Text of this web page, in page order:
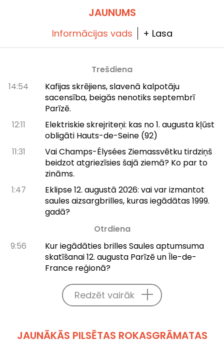
tiktu galā ar karstumu, visas viņu ekskursijas
tiek vadītas ēnā.JAUNUMS
Informācijas vads + Lasa
Trešdiena
14:54
Kafijas skrējiens, slavenā kalpotāju
sacensība, beigās nenotiks septembrī
Parīzē.
12:11
Elektriskie skrejriteņi: kas no 1. augusta kļūst
obligāti Hauts-de-Seine (92)
11:31
Vai Champs-Élysées Ziemassvētku tirdziņš
beidzot atgriezīsies šajā ziemā? Ko par to
zināms.
1:47
Eklipse 12. augustā 2026: vai var izmantot
saules aizsargbrilles, kuras iegādātas 1999.
gadā?
Otrdiena
9:56
Kur iegādāties brilles Saules aptumsuma
skatīšanai 12. augusta Parīzē un Île-de-
France reģionā?
Redzēt vairāk
JAUNĀKĀS PILSĒTAS ROKASGRĀMATAS